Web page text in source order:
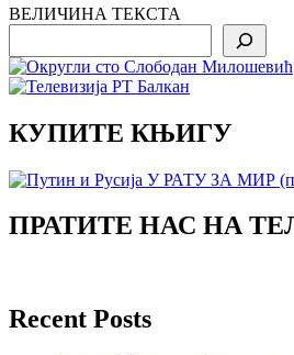
ВЕЛИЧИНА ТЕКСТА
КУПИТЕ КЊИГУ
ПРАТИТЕ НАС НА
Recent Posts